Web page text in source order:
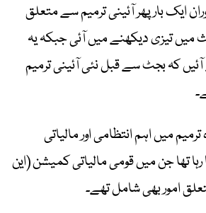
ایک بار پھر آئینی ترمیم سے متعلق
میں تیزی دیکھنے میں آئی جبکہ یہ
کہ بجٹ سے قبل نئی آئینی ترمیم
میں اہم انتظامی اور مالیاتی
رہا تھا جن میں قومی مالیاتی کمیشن (این
امور بھی شامل تھے۔